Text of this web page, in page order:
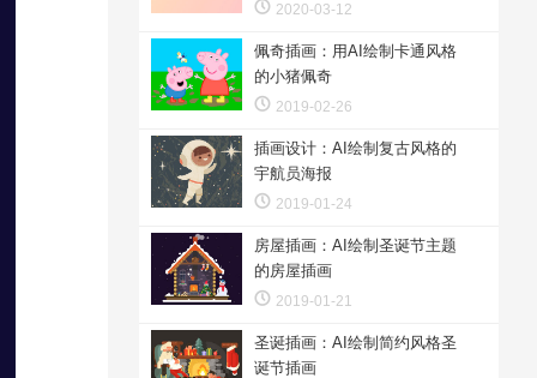
2020-03-12
佩奇插画：用AI绘制卡通风格
的小猪佩奇
2019-02-26
插画设计：AI绘制复古风格的
宇航员海报
2019-01-24
房屋插画：AI绘制圣诞节主题
的房屋插画
2019-01-21
圣诞插画：AI绘制简约风格圣
诞节插画